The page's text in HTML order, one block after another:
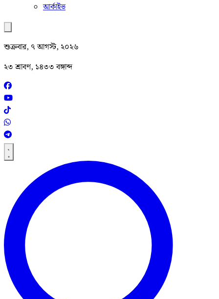
আর্কাইভ
শুক্রবার, ৭ আগস্ট, ২০২৬
২৩ শ্রাবণ, ১৪৩৩ বঙ্গাব্দ